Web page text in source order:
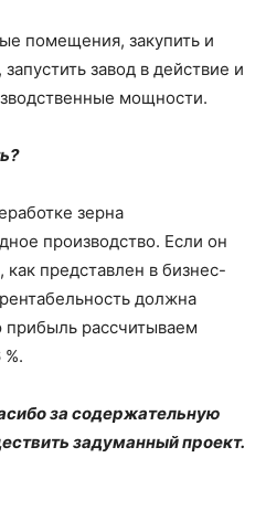
помещения, закупить и
завод в действие и
мощности.
зерна
производство. Если он
представлен в бизнес-
должна
прибыль рассчитываем
за содержательную
задуманный проект.